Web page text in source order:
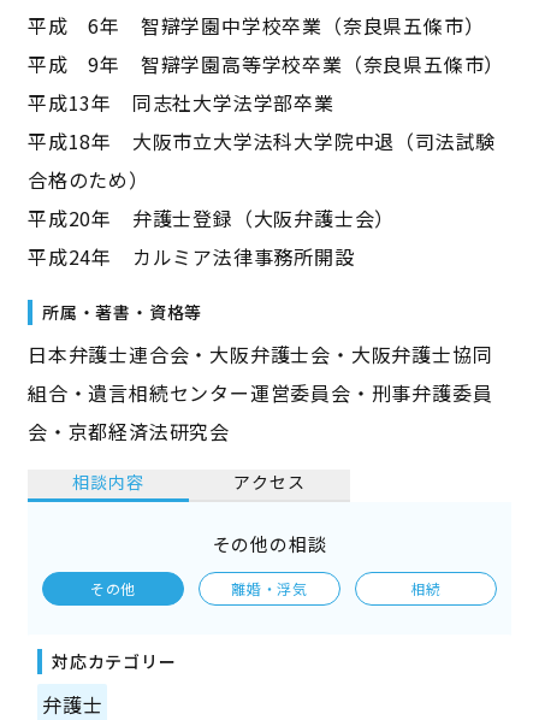
平成 6年 智辯学園中学校卒業（奈良県五條市）
平成 9年 智辯学園高等学校卒業（奈良県五條市）
平成13年 同志社大学法学部卒業
平成18年 大阪市立大学法科大学院中退（司法試験
合格のため）
平成20年 弁護士登録（大阪弁護士会）
平成24年 カルミア法律事務所開設
所属・著書・資格等
日本弁護士連合会・大阪弁護士会・大阪弁護士協同
組合・遺言相続センター運営委員会・刑事弁護委員
会・京都経済法研究会
相談内容 アクセス
その他の相談
その他 離婚・浮気 相続
対応カテゴリー
弁護士